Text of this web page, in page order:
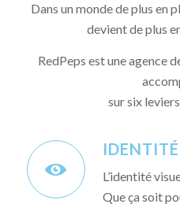
Dans un monde de plus en
devient de plus
RedPeps est une agence
sur six
L’identité
Que ça soit